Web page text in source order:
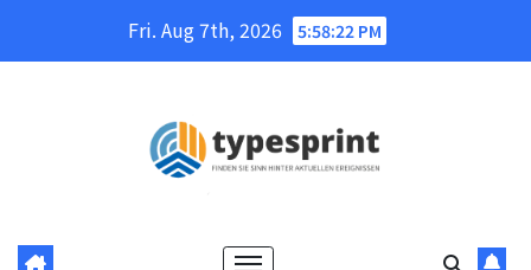
Fri. Aug 7th, 2026 5:58:22 PM